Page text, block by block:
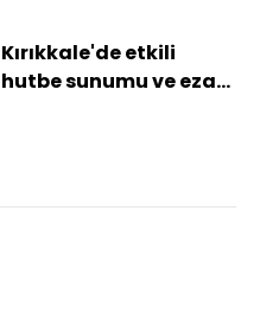
Kırıkkale'de etkili
hutbe sunumu ve ezanı